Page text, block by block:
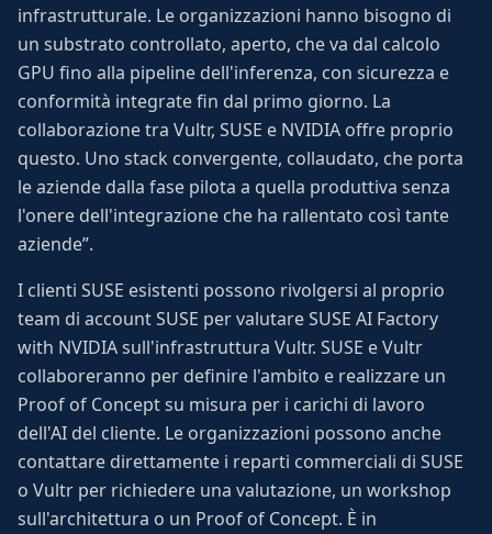
infrastrutturale. Le organizzazioni hanno bisogno di
un substrato controllato, aperto, che va dal calcolo
GPU fino alla pipeline dell'inferenza, con sicurezza e
conformità integrate fin dal primo giorno. La
collaborazione tra Vultr, SUSE e NVIDIA offre proprio
questo. Uno stack convergente, collaudato, che porta
le aziende dalla fase pilota a quella produttiva senza
l'onere dell'integrazione che ha rallentato così tante
aziende”.
I clienti SUSE esistenti possono rivolgersi al proprio
team di account SUSE per valutare SUSE AI Factory
with NVIDIA sull'infrastruttura Vultr. SUSE e Vultr
collaboreranno per definire l'ambito e realizzare un
Proof of Concept su misura per i carichi di lavoro
dell'AI del cliente. Le organizzazioni possono anche
contattare direttamente i reparti commerciali di SUSE
o Vultr per richiedere una valutazione, un workshop
sull'architettura o un Proof of Concept. È in